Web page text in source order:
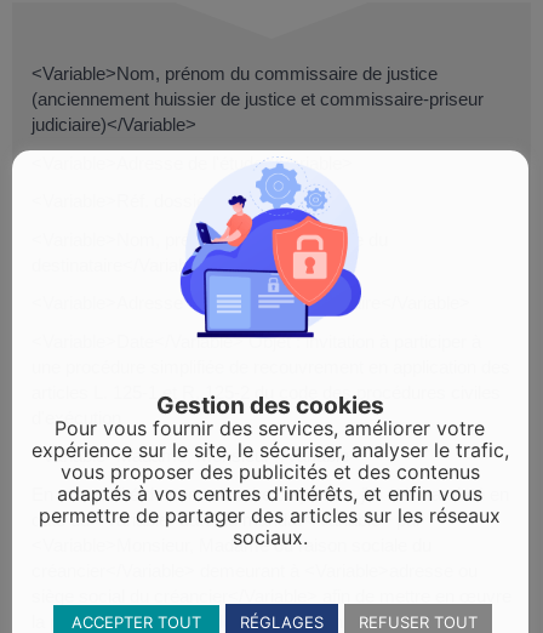
<Variable>Nom, prénom du commissaire de justice
(anciennement huissier de justice et commissaire-priseur
judiciaire)</Variable>
<Variable>Adresse de l'étude</Variable>
<Variable>Réf. dossier</Variable>
<Variable>Nom, prénom ou raison sociale du
destinataire</Variable>
<Variable>Adresse complète du destinataire</Variable>
<Variable>Date</Variable> Objet : invitation à participer à
articles L. 125-1 et R. 125-2 du code des procédures civiles
d'exécution
<Variable>Madame, Monsieur</Variable>
En ma qualité de commissaire de justice, j'ai été mandaté en
date du <Variable>date du mandat</Variable> par
<Variable>Monsieur, Madame ou raison sociale du
la procédure simplifiée de recouvrement des petites
Gestion des cookies
Pour vous fournir des services, améliorer votre
expérience sur le site, le sécuriser, analyser le trafic,
vous proposer des publicités et des contenus
adaptés à vos centres d'intérêts, et enfin vous
permettre de partager des articles sur les réseaux
sociaux.
ACCEPTER TOUT RÉGLAGES REFUSER TOUT